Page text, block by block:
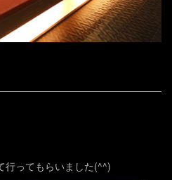
行ってもらいました(^^)